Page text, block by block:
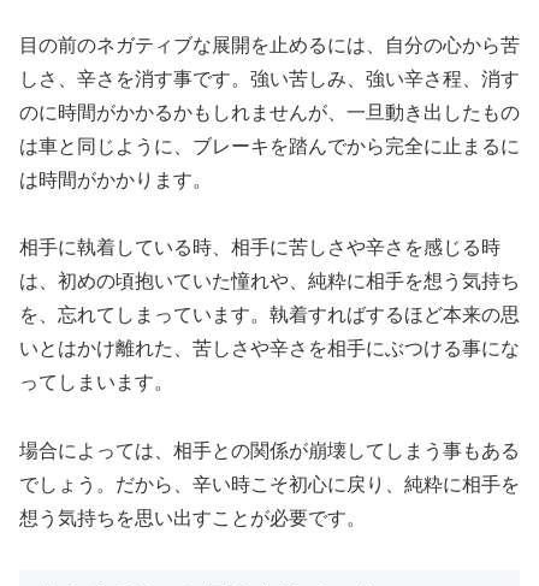
目の前のネガティブな展開を止めるには、自分の心から苦
しさ、辛さを消す事です。強い苦しみ、強い辛さ程、消す
のに時間がかかるかもしれませんが、一旦動き出したもの
は車と同じように、ブレーキを踏んでから完全に止まるに
は時間がかかります。
相手に執着している時、相手に苦しさや辛さを感じる時
は、初めの頃抱いていた憧れや、純粋に相手を想う気持ち
を、忘れてしまっています。執着すればするほど本来の思
いとはかけ離れた、苦しさや辛さを相手にぶつける事にな
ってしまいます。
場合によっては、相手との関係が崩壊してしまう事もある
でしょう。だから、辛い時こそ初心に戻り、純粋に相手を
想う気持ちを思い出すことが必要です。